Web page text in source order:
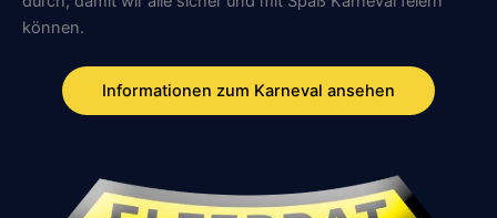
können.
Informationen zum Karneval ansehen